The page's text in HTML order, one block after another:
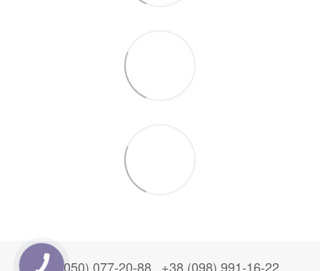
+38 (050) 077-20-88 +38 (098) 991-16-22